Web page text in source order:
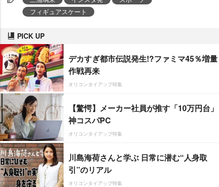
フィギュアスケート
PICK UP
デカすぎ都市伝説発生!?ファミマ45％増量
作戦再来
オリコンタイアップ特集
【驚愕】メーカー社員が推す「10万円台」
神コスパPC
オリコンタイアップ特集
川島海荷さんと学ぶ 日常に潜む“人身取
引”のリアル
オリコンタイアップ特集